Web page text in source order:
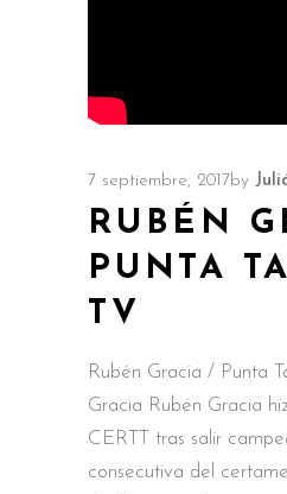
7 septiembre, 2017by
RUBÉN
PUNTA
TV
Rubén Gracia / Punta
Gracia Rubén Gracia
CERTT tras salir
consecutiva del